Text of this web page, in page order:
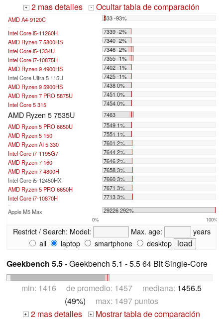
+ 2 mas detalles - Ocultar tabla de comparación
AMD A4-9120C 533 -93%
...
Intel Core i5-11260H
7339 -2%
AMD Ryzen 7 5800HS
7340 -2%
Intel Core i5-1334U
7346 -2%
Intel Core i7-10875H
7355 -1%
AMD Ryzen 9 4900HS
7402 -1%
Intel Core Ultra 5 115U
7425 -1%
AMD Ryzen 9 5900HS
7438 0%
AMD Ryzen 7 PRO 5875U
7451 0%
Intel Core 5 315
7454 0%
AMD Ryzen 5 7535U
7463
AMD Ryzen 5 PRO 6650U
7549 1%
AMD Ryzen 5 150
7551 1%
AMD Ryzen AI 5 330
7601 2%
Intel Core i7-1195G7
7644 2%
AMD Ryzen 7 160
7646 2%
AMD Ryzen 7 4800H
7658 3%
Intel Core i5-12450HX
7660 3%
AMD Ryzen 5 PRO 6650H
7671 3%
Intel Core i7-10870H
7713 3%
...
Apple M5 Max 29226 292%
0% 100%
Restrict / Search: Model: Max. age:
years
all
laptop smartphone desktop
Geekbench 5.5- Geekbench 5.1 - 5.5 64 Bit Single-Core
min: 1416 de promedio: 1457 mediana: 1456.5
(49%) max: 1497 puntos
+ 2 mas detalles +
Mostrar tabla de comparación